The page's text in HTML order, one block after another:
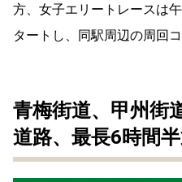
方、女子エリートレースは
タートし、同駅周辺の周回
青梅街道、甲州街
道路、最長6時間